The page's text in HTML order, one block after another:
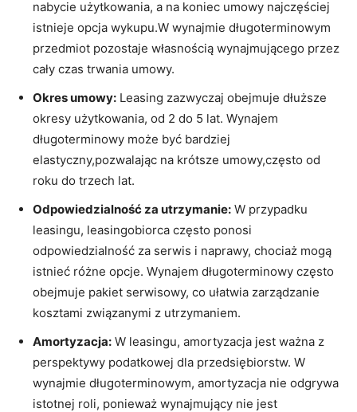
nabycie użytkowania, a ‍na ‌koniec​ umowy ⁢najczęściej
istnieje opcja wykupu.W wynajmie‌ długoterminowym
przedmiot⁤ pozostaje własnością wynajmującego przez
cały czas trwania umowy.
Okres umowy: Leasing zazwyczaj‌ obejmuje ⁢dłuższe
okresy​ użytkowania, ‍od 2 do 5 ⁣lat. Wynajem
długoterminowy może⁣ być bardziej⁢
elastyczny,pozwalając na krótsze⁤ umowy,często od
roku do trzech lat.
Odpowiedzialność za utrzymanie: W przypadku
leasingu, leasingobiorca ‌często ponosi
odpowiedzialność za serwis i⁢ naprawy, chociaż mogą
⁣istnieć różne opcje. ​Wynajem długoterminowy często⁤
obejmuje pakiet serwisowy, ‌co ułatwia zarządzanie
‌kosztami związanymi ‌z‌ utrzymaniem.
Amortyzacja: W leasingu,​ amortyzacja jest ważna‌ z
perspektywy podatkowej ‌dla przedsiębiorstw. W⁣
wynajmie⁢ długoterminowym, amortyzacja‌ nie odgrywa
istotnej roli, ⁣ponieważ wynajmujący nie jest